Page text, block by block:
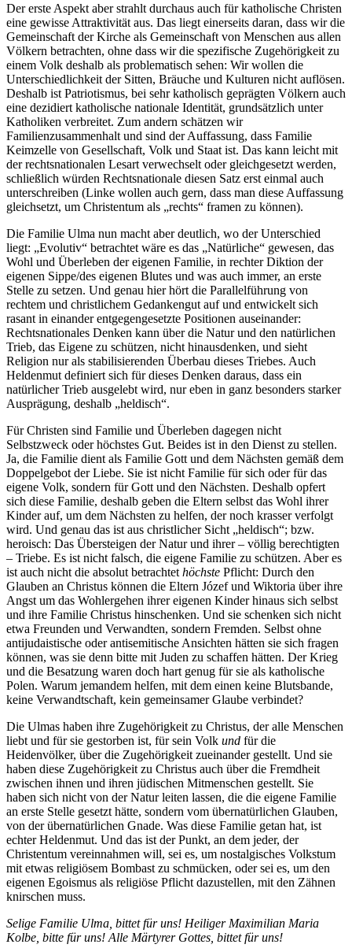
Der erste Aspekt aber strahlt durchaus auch für katholische Christen
eine gewisse Attraktivität aus. Das liegt einerseits daran, dass wir die
Gemeinschaft der Kirche als Gemeinschaft von Menschen aus allen
Völkern betrachten, ohne dass wir die spezifische Zugehörigkeit zu
einem Volk deshalb als problematisch sehen: Wir wollen die
Unterschiedlichkeit der Sitten, Bräuche und Kulturen nicht auflösen.
Deshalb ist Patriotismus, bei sehr katholisch geprägten Völkern auch
eine dezidiert katholische nationale Identität, grundsätzlich unter
Katholiken verbreitet. Zum andern schätzen wir
Familienzusammenhalt und sind der Auffassung, dass Familie
Keimzelle von Gesellschaft, Volk und Staat ist. Das kann leicht mit
der rechtsnationalen Lesart verwechselt oder gleichgesetzt werden,
schließlich würden Rechtsnationale diesen Satz erst einmal auch
unterschreiben (Linke wollen auch gern, dass man diese Auffassung
gleichsetzt, um Christentum als „rechts“ framen zu können).
Die Familie Ulma nun macht aber deutlich, wo der Unterschied
liegt: „Evolutiv“ betrachtet wäre es das „Natürliche“ gewesen, das
Wohl und Überleben der eigenen Familie, in rechter Diktion der
eigenen Sippe/des eigenen Blutes und was auch immer, an erste
Stelle zu setzen. Und genau hier hört die Parallelführung von
rechtem und christlichem Gedankengut auf und entwickelt sich
rasant in einander entgegengesetzte Positionen auseinander:
Rechtsnationales Denken kann über die Natur und den natürlichen
Trieb, das Eigene zu schützen, nicht hinausdenken, und sieht
Religion nur als stabilisierenden Überbau dieses Triebes. Auch
Heldenmut definiert sich für dieses Denken daraus, dass ein
natürlicher Trieb ausgelebt wird, nur eben in ganz besonders starker
Ausprägung, deshalb „heldisch“.
Für Christen sind Familie und Überleben dagegen nicht
Selbstzweck oder höchstes Gut. Beides ist in den Dienst zu stellen.
Ja, die Familie dient als Familie Gott und dem Nächsten gemäß dem
Doppelgebot der Liebe. Sie ist nicht Familie für sich oder für das
eigene Volk, sondern für Gott und den Nächsten. Deshalb opfert
sich diese Familie, deshalb geben die Eltern selbst das Wohl ihrer
Kinder auf, um dem Nächsten zu helfen, der noch krasser verfolgt
wird. Und genau das ist aus christlicher Sicht „heldisch“; bzw.
heroisch: Das Übersteigen der Natur und ihrer – völlig berechtigten
– Triebe. Es ist nicht falsch, die eigene Familie zu schützen. Aber es
ist auch nicht die absolut betrachtet höchste Pflicht: Durch den
Glauben an Christus können die Eltern Józef und Wiktoria über ihre
Angst um das Wohlergehen ihrer eigenen Kinder hinaus sich selbst
und ihre Familie Christus hinschenken. Und sie schenken sich nicht
etwa Freunden und Verwandten, sondern Fremden. Selbst ohne
antijudaistische oder antisemitische Ansichten hätten sie sich fragen
können, was sie denn bitte mit Juden zu schaffen hätten. Der Krieg
und die Besatzung waren doch hart genug für sie als katholische
Polen. Warum jemandem helfen, mit dem einen keine Blutsbande,
keine Verwandtschaft, kein gemeinsamer Glaube verbindet?
Die Ulmas haben ihre Zugehörigkeit zu Christus, der alle Menschen
liebt und für sie gestorben ist, für sein Volk und für die
Heidenvölker, über die Zugehörigkeit zueinander gestellt. Und sie
haben diese Zugehörigkeit zu Christus auch über die Fremdheit
zwischen ihnen und ihren jüdischen Mitmenschen gestellt. Sie
haben sich nicht von der Natur leiten lassen, die die eigene Familie
an erste Stelle gesetzt hätte, sondern vom übernatürlichen Glauben,
von der übernatürlichen Gnade. Was diese Familie getan hat, ist
echter Heldenmut. Und das ist der Punkt, an dem jeder, der
Christentum vereinnahmen will, sei es, um nostalgisches Volkstum
mit etwas religiösem Bombast zu schmücken, oder sei es, um den
eigenen Egoismus als religiöse Pflicht dazustellen, mit den Zähnen
knirschen muss.
Selige Familie Ulma, bittet für uns! Heiliger Maximilian Maria
Kolbe, bitte für uns! Alle Märtyrer Gottes, bittet für uns!